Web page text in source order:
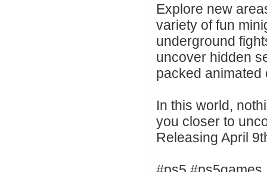
Explore new
variety of fun
underground
uncover hidden
packed animated
In this world,
you closer to
Releasing April